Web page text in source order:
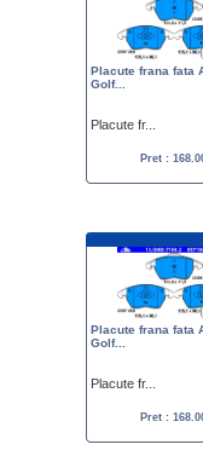
Placute frana fata
Golf...
Placute fr...
Pret :
Placute frana fata
Golf...
Placute fr...
Pret :